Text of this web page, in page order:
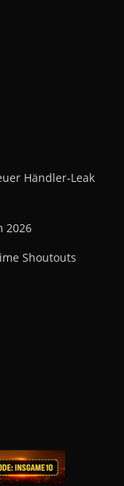
Händler-Leak
2026
Shoutouts